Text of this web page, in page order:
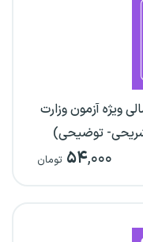
ویژه آزمون وزارت
توضیحی)
۵۴,۰۰۰ تومان